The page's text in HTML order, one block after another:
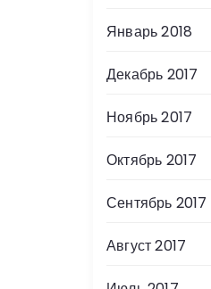
Январь 2018
Декабрь 2017
Ноябрь 2017
Октябрь 2017
Сентябрь 2017
Август 2017